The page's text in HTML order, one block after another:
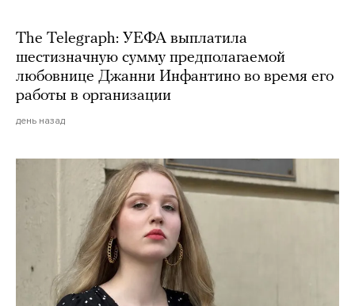
The Telegraph: УЕФА выплатила
шестизначную сумму предполагаемой
любовнице Джанни Инфантино во время его
работы в организации
день назад